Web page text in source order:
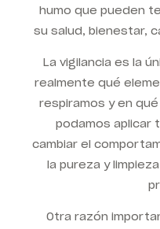
humo que pueden
su salud, bienestar,
La vigilancia es la
realmente qué
respiramos y en
podamos aplicar
cambiar el
la pureza y
Otra razón